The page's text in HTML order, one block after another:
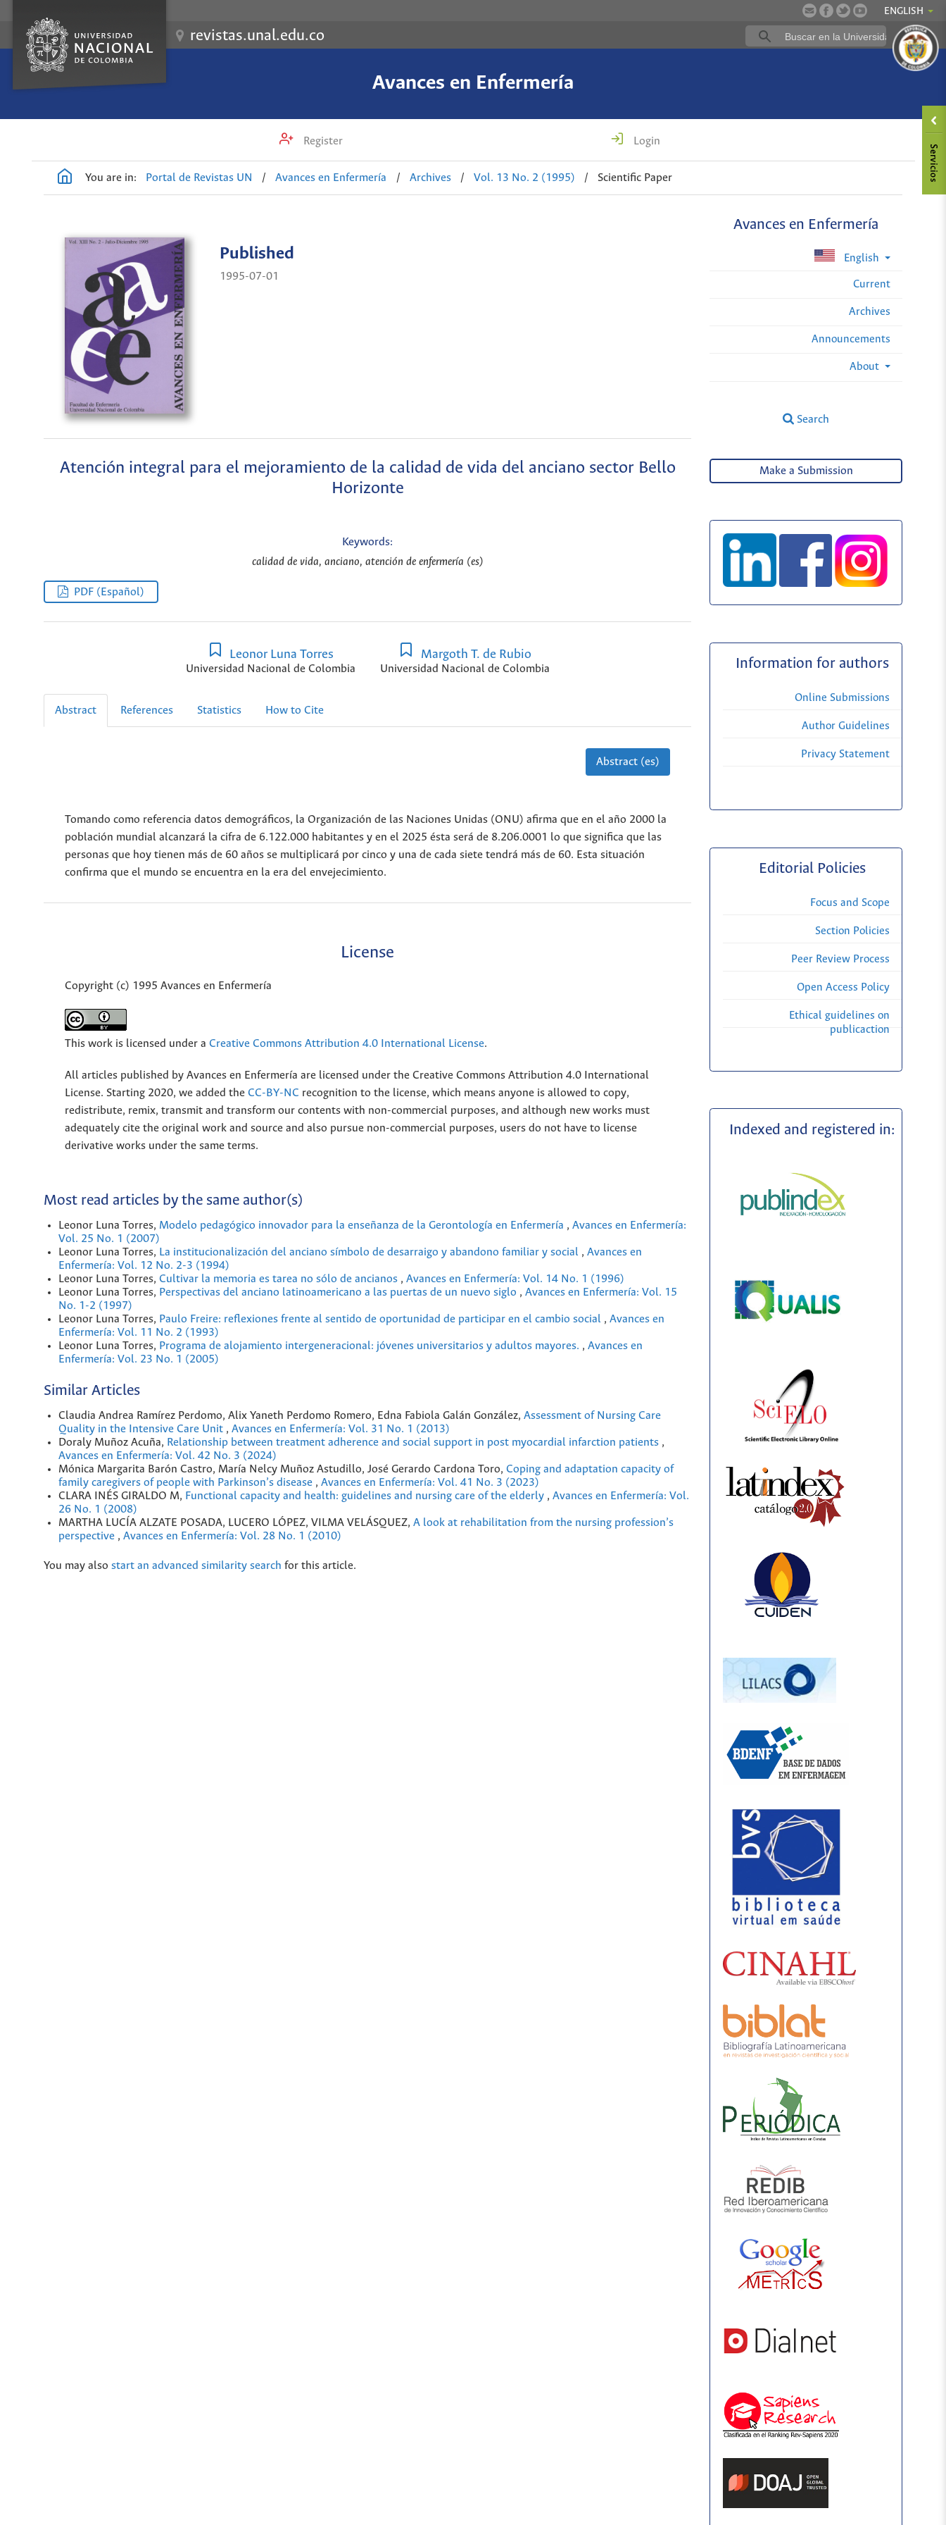
ENGLISH
revistas.unal.edu.co
Avances en Enfermería
Register Login
You are in: Portal de Revistas UN / Avances en Enfermería / Archives / Vol. 13 No. 2 (1995) / Scientific Paper
Avances en Enfermería
English
Current
Archives
Announcements
About
Search
Published
1995-07-01
Atención integral para el mejoramiento de la calidad de vida del anciano sector Bello
Horizonte
Keywords:
calidad de vida, anciano, atención de enfermería (es)
PDF (Español)
Leonor Luna Torres
Universidad Nacional de Colombia
Margoth T. de Rubio
Universidad Nacional de Colombia
Abstract References Statistics How to Cite
Abstract (es)
Tomando como referencia datos demográficos, la Organización de las Naciones Unidas (ONU) afirma que en el año 2000 la
población mundial alcanzará la cifra de 6.122.000 habitantes y en el 2025 ésta será de 8.206.0001 lo que significa que las
personas que hoy tienen más de 60 años se multiplicará por cinco y una de cada siete tendrá más de 60. Esta situación
confirma que el mundo se encuentra en la era del envejecimiento.
License
Copyright (c) 1995 Avances en Enfermería
This work is licensed under a Creative Commons Attribution 4.0 International License.
All articles published by Avances en Enfermería are licensed under the Creative Commons Attribution 4.0 International
License. Starting 2020, we added the CC-BY-NC recognition to the license, which means anyone is allowed to copy,
redistribute, remix, transmit and transform our contents with non-commercial purposes, and although new works must
adequately cite the original work and source and also pursue non-commercial purposes, users do not have to license
derivative works under the same terms.
Most read articles by the same author(s)
Leonor Luna Torres, Modelo pedagógico innovador para la enseñanza de la Gerontología en Enfermería , Avances en Enfermería:
Vol. 25 No. 1 (2007)
Leonor Luna Torres, La institucionalización del anciano símbolo de desarraigo y abandono familiar y social , Avances en
Enfermería: Vol. 12 No. 2-3 (1994)
Leonor Luna Torres, Cultivar la memoria es tarea no sólo de ancianos , Avances en Enfermería: Vol. 14 No. 1 (1996)
Leonor Luna Torres, Perspectivas del anciano latinoamericano a las puertas de un nuevo siglo , Avances en Enfermería: Vol. 15
No. 1-2 (1997)
Leonor Luna Torres, Paulo Freire: reflexiones frente al sentido de oportunidad de participar en el cambio social , Avances en
Enfermería: Vol. 11 No. 2 (1993)
Leonor Luna Torres, Programa de alojamiento intergeneracional: jóvenes universitarios y adultos mayores. , Avances en
Enfermería: Vol. 23 No. 1 (2005)
Similar Articles
Claudia Andrea Ramírez Perdomo, Alix Yaneth Perdomo Romero, Edna Fabiola Galán González, Assessment of Nursing Care
Quality in the Intensive Care Unit , Avances en Enfermería: Vol. 31 No. 1 (2013)
Doraly Muñoz Acuña, Relationship between treatment adherence and social support in post myocardial infarction patients ,
Avances en Enfermería: Vol. 42 No. 3 (2024)
Mónica Margarita Barón Castro, María Nelcy Muñoz Astudillo, José Gerardo Cardona Toro, Coping and adaptation capacity of
family caregivers of people with Parkinson’s disease , Avances en Enfermería: Vol. 41 No. 3 (2023)
CLARA INÉS GIRALDO M, Functional capacity and health: guidelines and nursing care of the elderly , Avances en Enfermería: Vol.
26 No. 1 (2008)
MARTHA LUCÍA ALZATE POSADA, LUCERO LÓPEZ, VILMA VELÁSQUEZ, A look at rehabilitation from the nursing profession’s
perspective , Avances en Enfermería: Vol. 28 No. 1 (2010)
You may also start an advanced similarity search for this article.
Make a Submission
Information for authors
Online Submissions
Author Guidelines
Privacy Statement
Editorial Policies
Focus and Scope
Section Policies
Peer Review Process
Open Access Policy
Ethical guidelines on
publicaction
Indexed and registered in: